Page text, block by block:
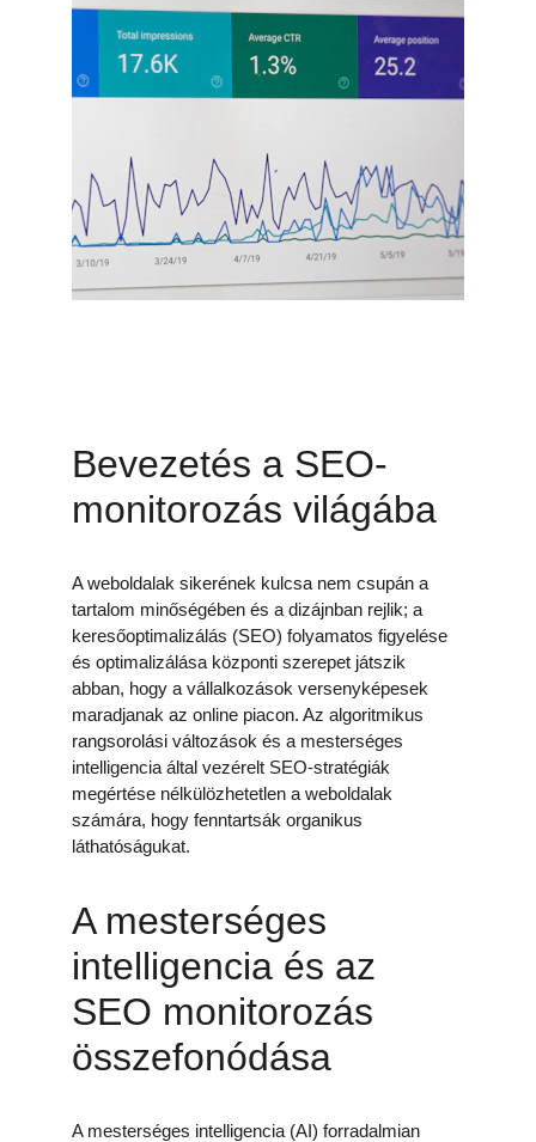
Bevezetés a SEO-
monitorozás világába
A weboldalak sikerének kulcsa nem csupán a
tartalom minőségében és a dizájnban rejlik; a
keresőoptimalizálás (SEO) folyamatos figyelése
és optimalizálása központi szerepet játszik
abban, hogy a vállalkozások versenyképesek
maradjanak az online piacon. Az algoritmikus
rangsorolási változások és a mesterséges
intelligencia által vezérelt SEO-stratégiák
megértése nélkülözhetetlen a weboldalak
számára, hogy fenntartsák organikus
láthatóságukat.
A mesterséges
intelligencia és az
SEO monitorozás
összefonódása
A mesterséges intelligencia (AI) forradalmian